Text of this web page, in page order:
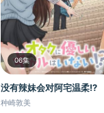
06集
没有辣妹会对阿宅温柔!?
种崎敦美